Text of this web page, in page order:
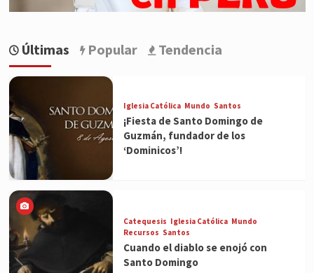
Últimas Popular Tendencia
Iglesia Católica Mundo Santos
¡Fiesta de Santo Domingo de
Guzmán, fundador de los
‘Dominicos’!
Catequesis Iglesia Católica Mundo
Recursos Santos
Cuando el diablo se enojó con
Santo Domingo